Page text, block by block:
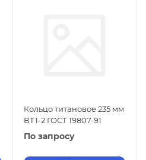
Кольцо титановое 235 мм
ВТ1-2 ГОСТ 19807-91
По запросу